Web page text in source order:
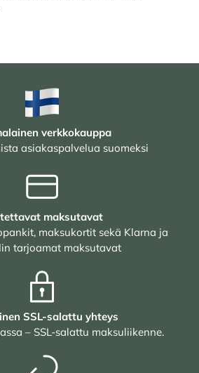
verkkokauppa
asiakaspalvelua suomeksi
maksutavat
maksukortit sekä Klarna ja
tarjoamat maksutavat
SSL-salattu yhteys
– SSL-salattu maksuliikenne.